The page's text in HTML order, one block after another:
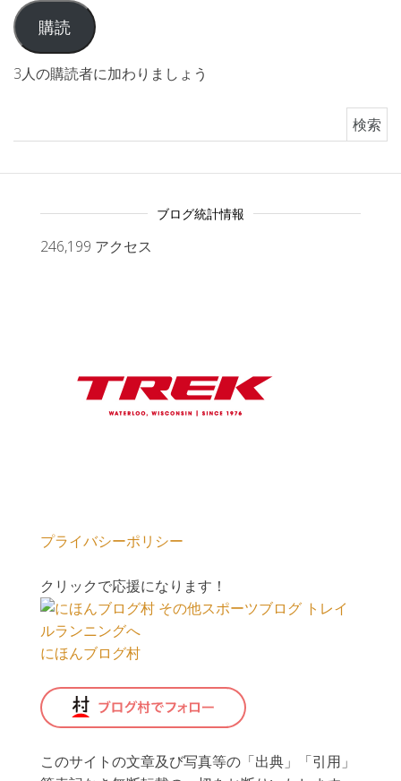
購読
3人の購読者に加わりましょう
ブログ統計情報
246,199 アクセス
プライバシーポリシー
クリックで応援になります！
にほんブログ村
このサイトの文章及び写真等の「出典」「引用」